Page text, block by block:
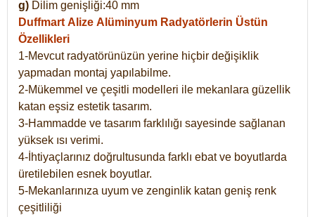
g) Dilim genişliği:40 mm
Duffmart Alize Alüminyum Radyatörlerin Üstün
Özellikleri
1-Mevcut radyatörünüzün yerine hiçbir değişiklik
yapmadan montaj yapılabilme.
2-Mükemmel ve çeşitli modelleri ile mekanlara güzellik
katan eşsiz estetik tasarım.
3-Hammadde ve tasarım farklılığı sayesinde sağlanan
yüksek ısı verimi.
4-İhtiyaçlarınız doğrultusunda farklı ebat ve boyutlarda
üretilebilen esnek boyutlar.
5-Mekanlarınıza uyum ve zenginlik katan geniş renk
çeşitliliği